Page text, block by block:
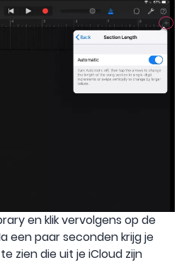
en klik vervolgens op de
een paar seconden krijg je
zien die uit je iCloud zijn